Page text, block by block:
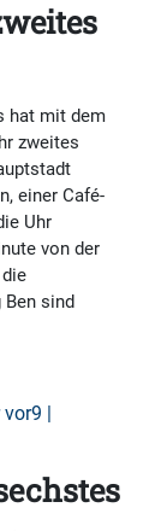
hat mit dem
zweites
einer Café-
Uhr
von der
Ben sind
vor9 |